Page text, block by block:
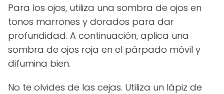
Para los ojos, utiliza una sombra de ojos en
tonos marrones y dorados para dar
profundidad. A continuación, aplica una
sombra de ojos roja en el párpado móvil y
difumina bien.
No te olvides de las cejas. Utiliza un lápiz de